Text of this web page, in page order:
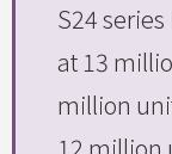
S24
at 13
million